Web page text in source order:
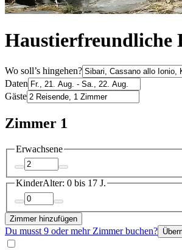
Haustierfreundliche
Wo soll’s hingehen?
Daten
Gäste
Zimmer 1
Erwachsene
KinderAlter: 0 bis 17 J.
Zimmer hinzufügen
Du musst 9 oder mehr Zimmer buchen?